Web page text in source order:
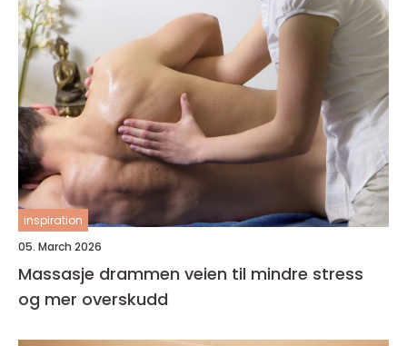
inspiration
05. March 2026
Massasje drammen veien til mindre stress
og mer overskudd